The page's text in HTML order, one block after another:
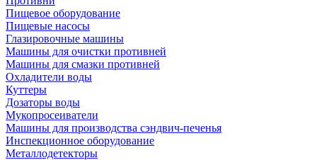
Пищевое оборудование
Пищевые насосы
Глазировочные машины
Машины для очистки противней
Машины для смазки противней
Охладители воды
Куттеры
Дозаторы воды
Мукопросеиватели
Машины для производства сэндвич-печенья
Инспекционное оборудование
Металлодетекторы